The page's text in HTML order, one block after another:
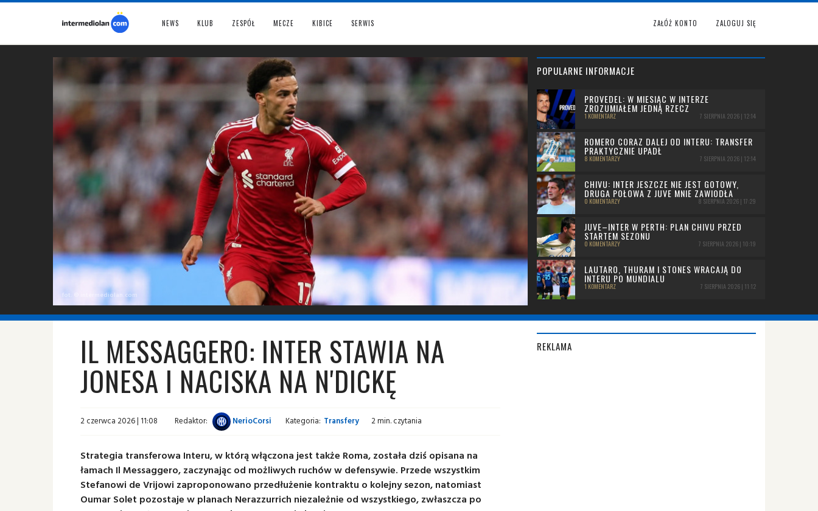
NEWS KLUB ZESPÓŁ MECZE KIBICE SERWIS ZAŁÓŻ KONTO ZALOGUJ SIĘ
fot. © intermediolan.com
POPULARNE INFORMACJE
PROVEDEL: W MIESIĄC W INTERZE
ZROZUMIAŁEM JEDNĄ RZECZ
1 KOMENTARZ 7 SIERPNIA 2026 | 12:14
ROMERO CORAZ DALEJ OD INTERU: TRANSFER
PRAKTYCZNIE UPADŁ
8 KOMENTARZY 7 SIERPNIA 2026 | 12:14
CHIVU: INTER JESZCZE NIE JEST GOTOWY,
DRUGA POŁOWA Z JUVE MNIE ZAWIODŁA
0 KOMENTARZY 8 SIERPNIA 2026 | 17:29
JUVE–INTER W PERTH: PLAN CHIVU PRZED
STARTEM SEZONU
0 KOMENTARZY 7 SIERPNIA 2026 | 10:19
LAUTARO, THURAM I STONES WRACAJĄ DO
INTERU PO MUNDIALU
1 KOMENTARZ 7 SIERPNIA 2026 | 11:12
IL MESSAGGERO: INTER STAWIA NA
JONESA I NACISKA NA N'DICKĘ
2 czerwca 2026 | 11:08 Redaktor: NerioCorsi Kategoria: Transfery 2 min. czytania
Strategia transferowa Interu, w którą włączona jest także Roma, została dziś opisana na
łamach Il Messaggero, zaczynając od możliwych ruchów w defensywie. Przede wszystkim
Stefanowi de Vrijowi zaproponowano przedłużenie kontraktu o kolejny sezon, natomiast
Oumar Solet pozostaje w planach Nerazzurrich niezależnie od wszystkiego, zwłaszcza po
REKLAMA